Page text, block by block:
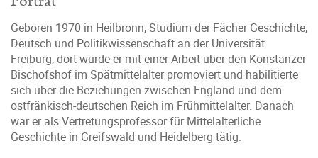
Geboren 1970 in Heilbronn, Studium der Fächer Geschichte,
Deutsch und Politikwissenschaft an der Universität
Freiburg, dort wurde er mit einer Arbeit über den Konstanzer
Bischofshof im Spätmittelalter promoviert und habilitierte
sich über die Beziehungen zwischen England und dem
ostfränkisch-deutschen Reich im Frühmittelalter. Danach
war er als Vertretungsprofessor für Mittelalterliche
Geschichte in Greifswald und Heidelberg tätig.